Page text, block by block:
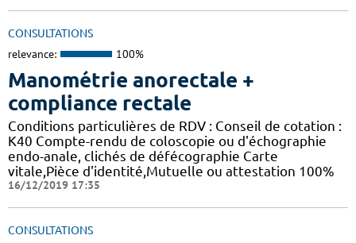
CONSULTATIONS
relevance: 100%
Manométrie anorectale +
compliance rectale
Conditions particulières de RDV : Conseil de cotation :
K40 Compte-rendu de coloscopie ou d'échographie
endo-anale, clichés de défécographie Carte
vitale,Pièce d'identité,Mutuelle ou attestation 100%
16/12/2019 17:35
CONSULTATIONS